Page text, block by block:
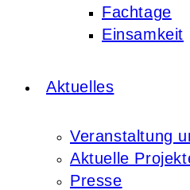
Fachtage
Einsamkeit
Aktuelles
Veranstaltung
Aktuelle
Presse